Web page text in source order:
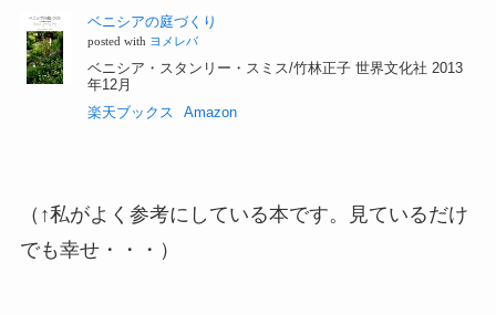
ベニシアの庭づくり
posted with ヨメレバ
ベニシア・スタンリー・スミス/竹林正子 世界文化社 2013
年12月
楽天ブックス
Amazon
（↑私がよく参考にしている本です。見ているだけ
でも幸せ・・・）